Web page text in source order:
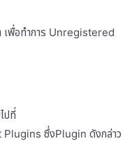
เพื่อทำการ Unregistered
ปที่
ซึ่งPlugin ดังกล่าว